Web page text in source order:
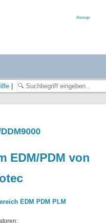
Anzeige:
|
EDM/PDM von
EDM PDM PLM